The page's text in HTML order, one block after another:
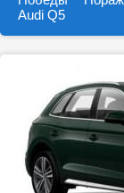
Audi Q5